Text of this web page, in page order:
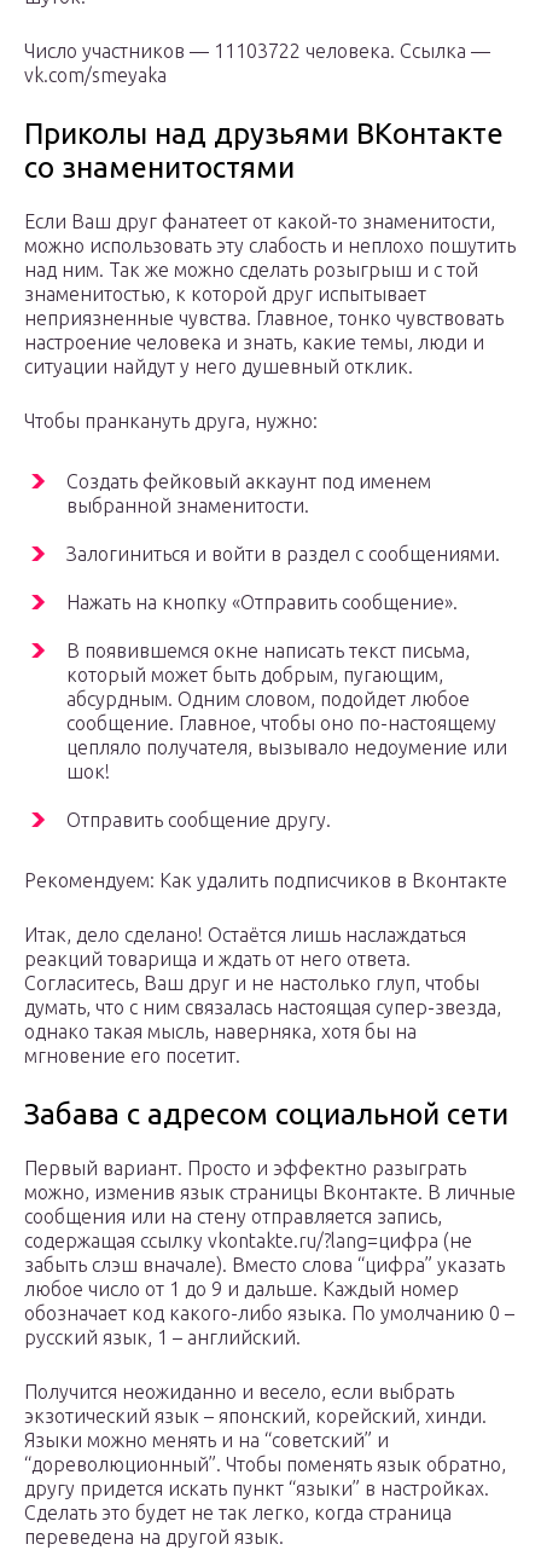
Число участников — 11103722 человека. Ссылка —
vk.com/smeyaka
Приколы над друзьями ВКонтакте
со знаменитостями
Если Ваш друг фанатеет от какой-то знаменитости,
можно использовать эту слабость и неплохо пошутить
над ним. Так же можно сделать розыгрыш и с той
знаменитостью, к которой друг испытывает
неприязненные чувства. Главное, тонко чувствовать
настроение человека и знать, какие темы, люди и
ситуации найдут у него душевный отклик.
Чтобы пранкануть друга, нужно:
Создать фейковый аккаунт под именем
выбранной знаменитости.
Залогиниться и войти в раздел с сообщениями.
Нажать на кнопку «Отправить сообщение».
В появившемся окне написать текст письма,
который может быть добрым, пугающим,
абсурдным. Одним словом, подойдет любое
сообщение. Главное, чтобы оно по-настоящему
цепляло получателя, вызывало недоумение или
шок!
Отправить сообщение другу.
Рекомендуем: Как удалить подписчиков в Вконтакте
Итак, дело сделано! Остаётся лишь наслаждаться
реакций товарища и ждать от него ответа.
Согласитесь, Ваш друг и не настолько глуп, чтобы
думать, что с ним связалась настоящая супер-звезда,
однако такая мысль, наверняка, хотя бы на
мгновение его посетит.
Забава с адресом социальной сети
Первый вариант. Просто и эффектно разыграть
можно, изменив язык страницы Вконтакте. В личные
сообщения или на стену отправляется запись,
содержащая ссылку vkontakte.ru/?lang=цифра (не
забыть слэш вначале). Вместо слова “цифра” указать
любое число от 1 до 9 и дальше. Каждый номер
обозначает код какого-либо языка. По умолчанию 0 –
русский язык, 1 – английский.
Получится неожиданно и весело, если выбрать
экзотический язык – японский, корейский, хинди.
Языки можно менять и на “советский” и
“дореволюционный”. Чтобы поменять язык обратно,
другу придется искать пункт “языки” в настройках.
Сделать это будет не так легко, когда страница
переведена на другой язык.